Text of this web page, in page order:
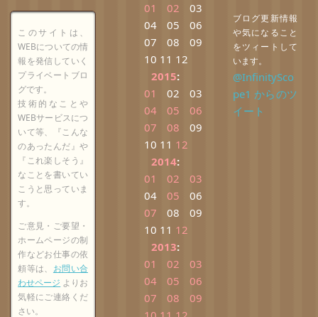
このサイトは、
WEBについての情
報を発信していく
プライベートブロ
グです。
技術的なことや
WEBサービスにつ
いて等、『こんな
のあったんだ』や
『これ楽しそう』
なことを書いてい
こうと思っていま
す。
ご意見・ご要望・
ホームページの制
作などお仕事の依
頼等は、 お問い合
わせページ よりお
気軽にご連絡くだ
さい。
01
02
03
04
05
06
07
08
09
10 11 12
2015:
01
02
03
04
05
06
07
08
09
10 11 12
2014:
01
02
03
04
05
06
07
08
09
10 11 12
2013:
01
02
03
04
05
06
07
08
09
ブログ更新情報
や気になること
をツィートして
います。
@InfinitySco
pe1 からのツ
イート